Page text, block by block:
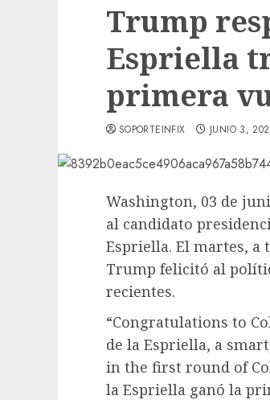
Trump
Espriella
primera
SOPORTEINFIX JUNIO 3,
Washington, 03 de
al candidato
Espriella. El martes, a
Trump felicitó al
recientes.
“Congratulations to
de la Espriella, a
in the first round of
la Espriella ganó la